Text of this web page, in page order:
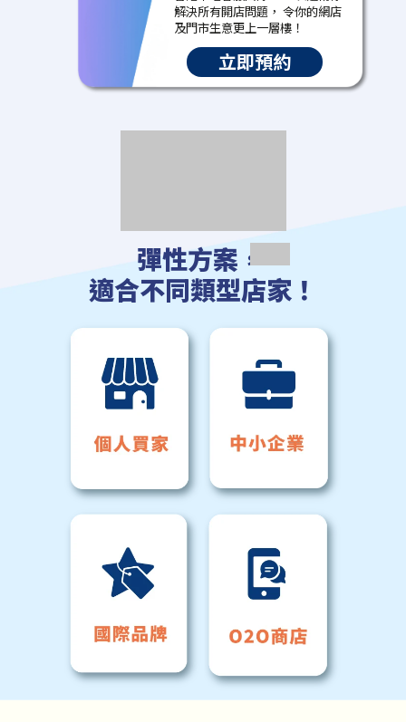
解決所有開店問題， 令你的網店
及門市生意更上一層樓！
立即預約
彈性方案，
適合不同類型店家！